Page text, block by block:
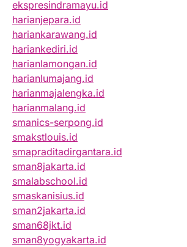
ekspresindramayu.id
harianjepara.id
hariankarawang.id
hariankediri.id
harianlamongan.id
harianlumajang.id
harianmajalengka.id
harianmalang.id
smanics-serpong.id
smakstlouis.id
smapraditadirgantara.id
sman8jakarta.id
smalabschool.id
smaskanisius.id
sman2jakarta.id
sman68jkt.id
sman8yogyakarta.id